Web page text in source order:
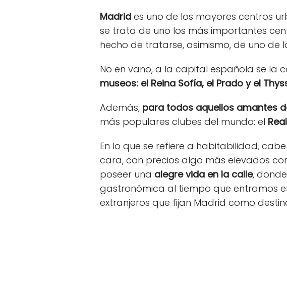
Madrid es uno de los mayores centros
se trata de uno los más importantes
hecho de tratarse, asimismo, de uno
No en vano, a la capital española se la
museos: el Reina Sofía, el Prado y el
Además, para todos aquellos amantes
más populares clubes del mundo: el
En lo que se refiere a habitabilidad,
cara, con precios algo más elevados
poseer una alegre vida en la calle,
gastronómica al tiempo que entramos
extranjeros que fijan Madrid como